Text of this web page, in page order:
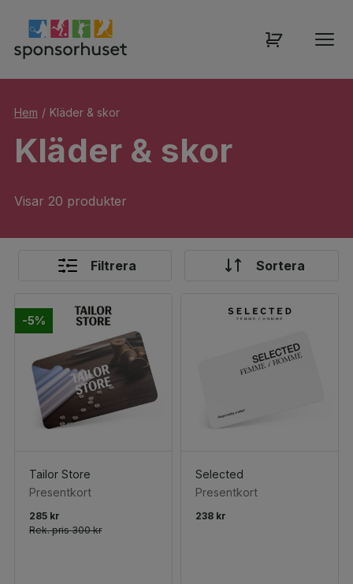
Hem / Kläder & skor
Kläder & skor
Visar 20 produkter
Filtrera Sortera
Tailor Store
Presentkort
285 kr
Rek. pris 300 kr
-5%
Selected
Presentkort
238 kr